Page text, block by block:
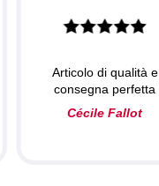
Articolo di qualità e
consegna perfetta
Cécile Fallot